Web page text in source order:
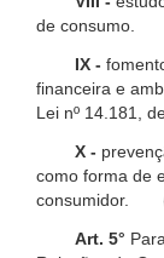
de consumo.
IX -
financeira e
Lei nº 14.181,
X -
como forma de
consumidor.
Art. 5°